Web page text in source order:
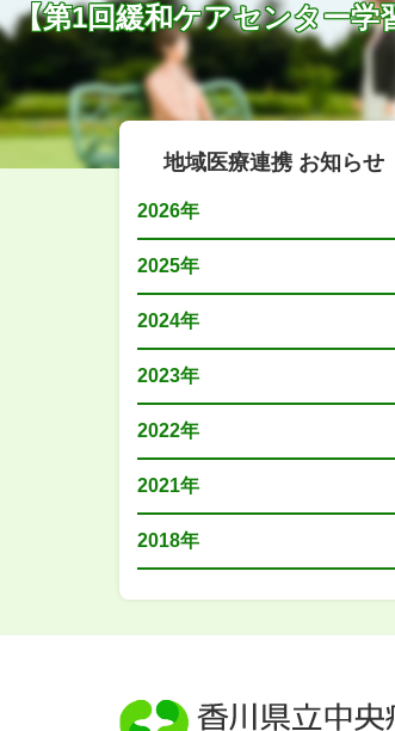
【第1回緩和ケアセンター学
地域医療連携 お知らせ
2026年
2025年
2024年
2023年
2022年
2021年
2018年